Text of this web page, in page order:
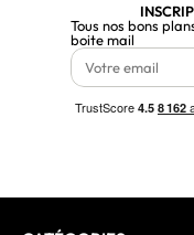
Tous nos bons
boite mail